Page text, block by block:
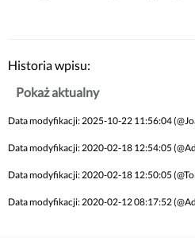
Historia wpisu:
Pokaż aktualny
Data modyfikacji: 2025-10-22 11:56:04
Data modyfikacji: 2020-02-18 12:54:05
Data modyfikacji: 2020-02-18 12:50:05
Data modyfikacji: 2020-02-12 08:17:52